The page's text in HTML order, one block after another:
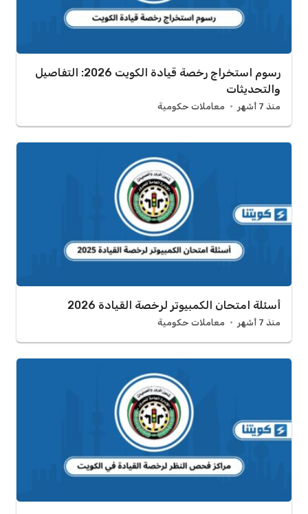
رسوم استخراج رخصة قيادة الكويت 2026: التفاصيل
والتحديثات
منذ 7 أشهر معاملات حكومية
أسئلة امتحان الكمبيوتر لرخصة القيادة 2026
منذ 7 أشهر معاملات حكومية